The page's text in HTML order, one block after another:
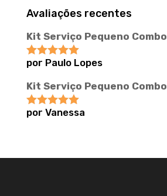
Avaliações recentes
Kit Serviço Pequeno Combo
Avaliação5
por Paulo Lopes
Kit Serviço Pequeno Combo
Avaliação5
por Vanessa